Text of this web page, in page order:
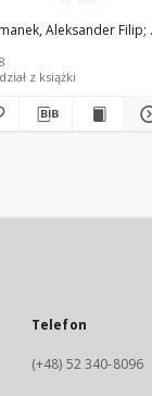
Red. Rzepecki,
w centrum
Aleksander Filip
z książki
Telefon
(+48) 52 340-8096